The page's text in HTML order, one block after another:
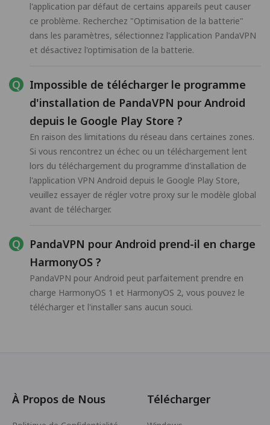
l'application par défaut de certains appareils peut causer
ce problème. Recherchez "Optimisation de la batterie"
dans les paramètres, sélectionnez l'application PandaVPN
et désactivez l'optimisation de la batterie.
Impossible de télécharger le programme
d'installation de PandaVPN pour Android
depuis le Google Play Store ?
En raison des limitations du réseau dans certaines zones.
Si vous rencontrez un échec ou un téléchargement lent
lors du téléchargement du programme d'installation de
l'application VPN Android depuis le Google Play Store,
veuillez essayer de régler votre proxy sur le modèle global
avant de télécharger.
PandaVPN pour Android prend-il en charge
HarmonyOS ?
PandaVPN pour Android peut parfaitement prendre en
charge HarmonyOS 1 et HarmonyOS 2, vous pouvez le
télécharger et l'installer sans aucun souci.
À Propos de Nous Télécharger